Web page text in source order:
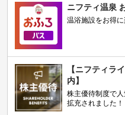
ニフティ温泉
温浴施設をお得
【ニフティラ
内】
株主優待制度で
拡充されました！